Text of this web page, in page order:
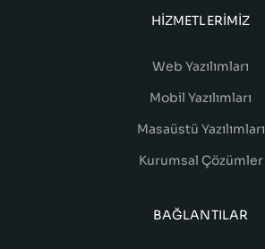
HIZMETLERIMIZ
Web Yazılımları
Mobil Yazılımları
Masaüstü Yazılımları
Kurumsal Çözümler
BAĞLANTILAR